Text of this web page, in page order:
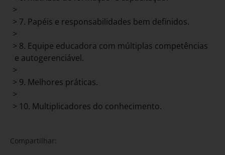
>
> 7. Papéis e responsabilidades bem definidos.
>
> 8. Equipe educadora com múltiplas competências
e autogerenciável.
>
> 9. Melhores práticas.
>
> 10. Multiplicadores do conhecimento.
Compartilhar: